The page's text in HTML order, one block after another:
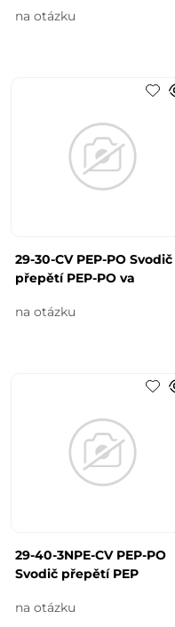
na otázku
29-30-CV PEP-PO Svodič
přepětí PEP-PO va
na otázku
29-40-3NPE-CV PEP-PO
Svodič přepětí PEP
na otázku